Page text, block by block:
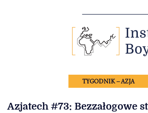
TYGODNIK – AZJA
Azjatech #73: Bezzałogowe